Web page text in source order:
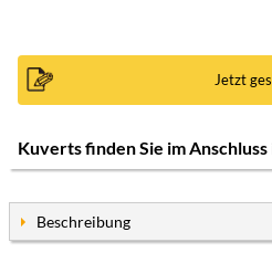
Jetzt
Kuverts finden Sie im
Beschreibung